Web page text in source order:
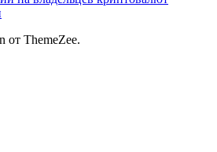
от ThemeZee.